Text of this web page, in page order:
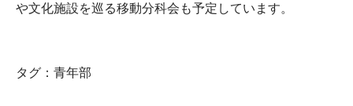
や文化施設を巡る移動分科会も予定しています。
タグ： 青年部